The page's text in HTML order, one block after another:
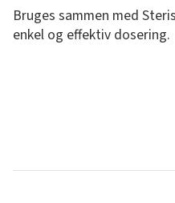
Bruges sammen med
enkel og effektiv dosering.